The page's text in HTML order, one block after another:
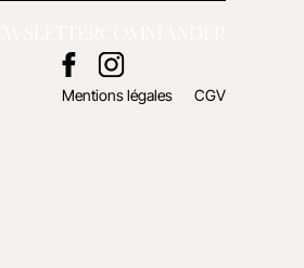
Mentions légales CGV